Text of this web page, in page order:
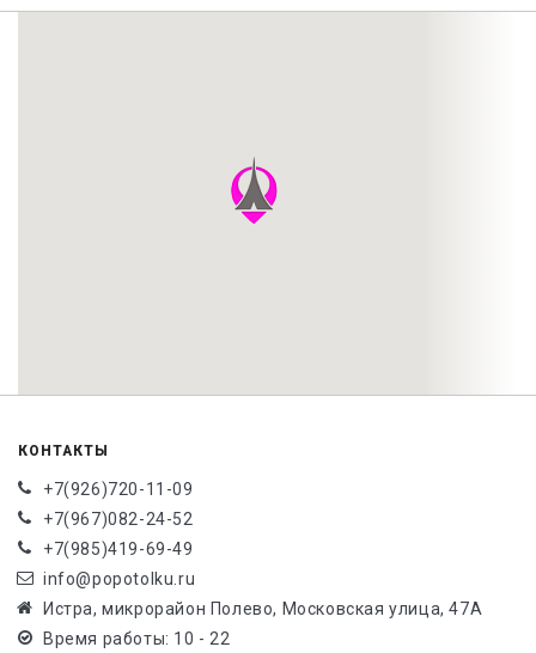
КОНТАКТЫ
+7(926)720-11-09
+7(967)082-24-52
+7(985)419-69-49
info@popotolku.ru
Истра, микрорайон Полево, Московская улица, 47А
Время работы: 10 - 22